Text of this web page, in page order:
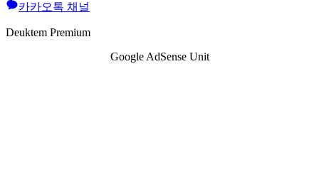
카카오톡 채널
Deuktem Premium
Google AdSense Unit